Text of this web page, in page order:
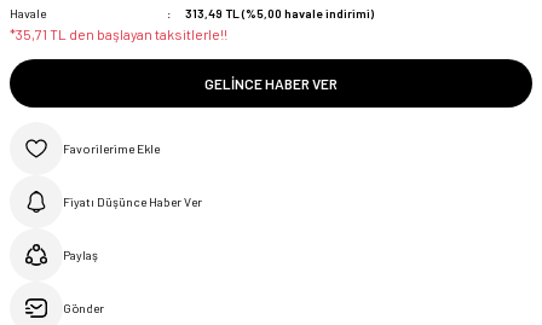
Havale
313,49 TL (%5,00 havale indirimi)
*35,71 TL den başlayan taksitlerle!!
GELINCE HABER VER
Fiyatı Düşünce Haber Ver
Paylaş
Gönder